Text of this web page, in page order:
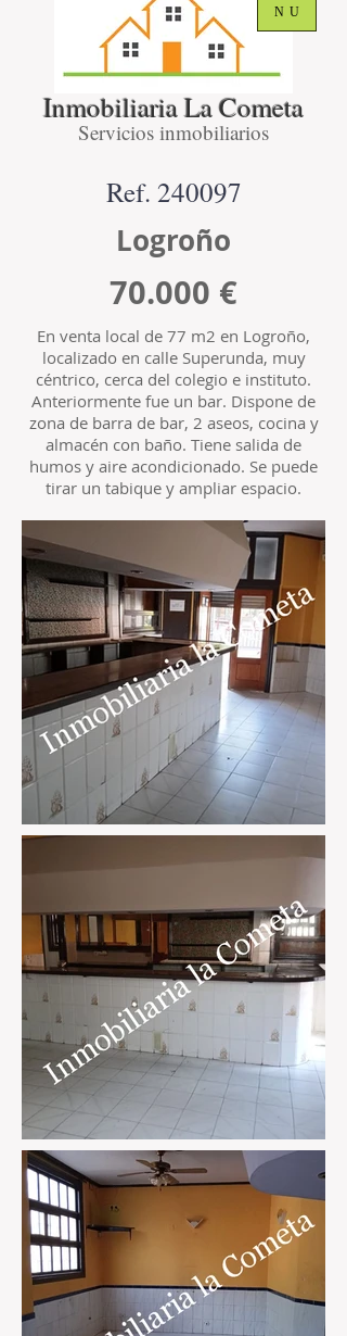
Inmobiliaria La Cometa
Servicios inmobiliarios
NU
Ref. 240097
Logroño
70.000 €
En venta local de 77 m2 en Logroño,
localizado en calle Superunda, muy
céntrico, cerca del colegio e instituto.
Anteriormente fue un bar. Dispone de
zona de barra de bar, 2 aseos, cocina y
almacén con baño. Tiene salida de
humos y aire acondicionado. Se puede
tirar un tabique y ampliar espacio.